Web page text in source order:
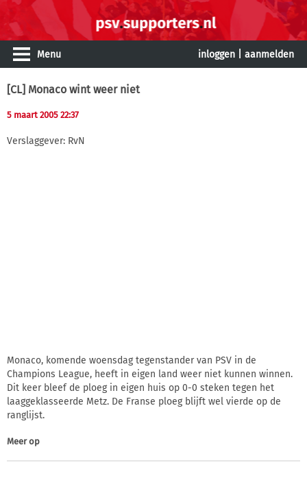
Menu inloggen aanmelden
[CL] Monaco wint weer niet
5 maart 2005 22:37
Verslaggever: RvN
Monaco, komende woensdag tegenstander van PSV in de
Champions League, heeft in eigen land weer niet kunnen winnen.
Dit keer bleef de ploeg in eigen huis op 0-0 steken tegen het
laaggeklasseerde Metz. De Franse ploeg blijft wel vierde op de
ranglijst.
Meer op